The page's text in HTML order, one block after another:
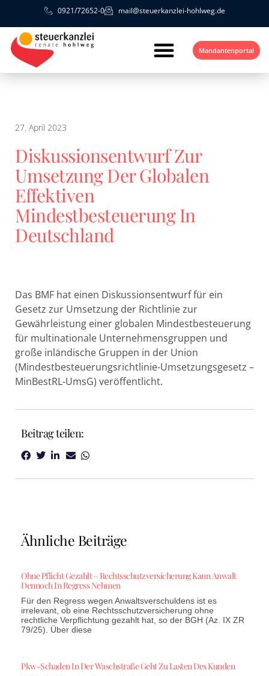
0921/72652-0 mail@steuerkanzlei-hohlweg.de
Mandantenportal
27. April 2023
Diskussionsentwurf Zur
Umsetzung Der Globalen
Effektiven
Mindestbesteuerung In
Deutschland
Das BMF hat einen Diskussionsentwurf für ein
Gesetz zur Umsetzung der Richtlinie zur
Gewährleistung einer globalen Mindestbesteuerung
für multinationale Unternehmensgruppen und
große inländische Gruppen in der Union
(Mindestbesteuerungsrichtlinie-Umsetzungsgesetz –
MinBestRL-UmsG) veröffentlicht.
Beitrag teilen:
Ähnliche Beiträge
Ohne Pflicht Gezahlt – Rechtsschutzversicherung Kann Anwalt
Dennoch In Regress Nehmen
Für den Regress wegen Anwaltsverschuldens ist es
irrelevant, ob eine Rechtsschutzversicherung ohne
rechtliche Verpflichtung gezahlt hat, so der BGH (Az. IX ZR
79/25). Über diese
Pkw-Schaden In Der Waschstraße Geht Zu Lasten Des Kunden